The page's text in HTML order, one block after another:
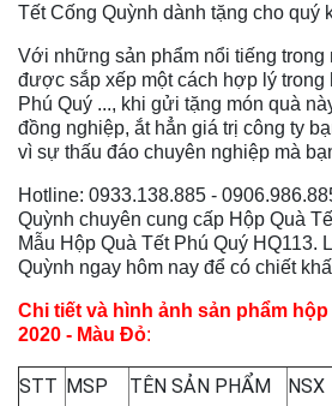
Tết Cống Quỳnh dành tặng cho quý
Với những sản phẩm nổi tiếng
được sắp xếp một cách hợp lý trong
Phú Quý ..., khi gửi tặng món quà
đồng nghiệp, ắt hẳn giá trị công ty
vì sự thấu đáo chuyên nghiệp mà
Hotline: 0933.138.885 -
Quỳnh chuyên cung cấp Hộp Quà
Mẫu Hộp Quà Tết Phú Quý HQ113.
Quỳnh ngay hôm nay để có chiết
Chi tiết và hình ảnh sản phẩm
2020 - Màu Đỏ:
STT MSP TÊN SẢN PHẨM NSX